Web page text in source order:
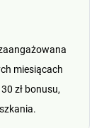
miesiącach
zł bonusu,